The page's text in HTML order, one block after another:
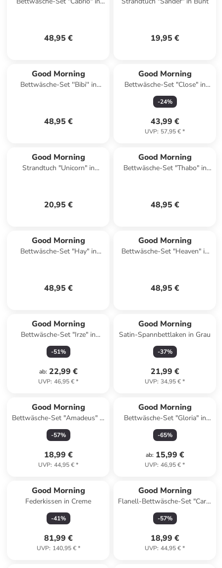
48,95 € 19,95 €
Good Morning
Bettwäsche-Set ''Bibi'' in
48,95 €
Good Morning
Bettwäsche-Set "Close" in
Grau/ Rosa
-24%
43,99 €
UVP: 57,95 €*
Good Morning
Strandtuch "Unicorn" in
20,95 €
Good Morning
Bettwäsche-Set "Thabo" in
48,95 €
Good Morning
Bettwäsche-Set "Hay" in
48,95 €
Good Morning
Bettwäsche-Set "Heaven" in
48,95 €
Good Morning
Bettwäsche-Set "Irze" in
Khaki/ Rosa
-51%
ab: 22,99 €
UVP: 46,95 €*
Good Morning
Satin-Spannbettlaken in Grau
-37%
21,99 €
UVP: 34,95 €*
Good Morning
Bettwäsche-Set "Amadeus" in
Lila/ Rosa
-57%
18,99 €
UVP: 44,95 €*
Good Morning
Bettwäsche-Set "Gloria" in
Creme/ Beige
-65%
ab: 15,99 €
UVP: 46,95 €*
Good Morning
Federkissen in Creme
-41%
81,99 €
UVP: 140,95 €*
Good Morning
Flanell-Bettwäsche-Set "Care"
in Hellblau/ Weiß
-57%
18,99 €
UVP: 44,95 €*